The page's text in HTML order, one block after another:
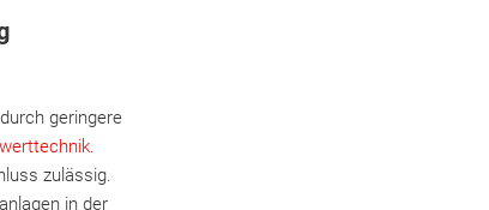
geringere
.
zulässig.
in der